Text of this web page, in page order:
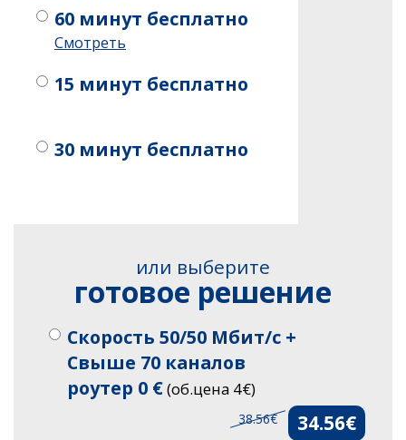
60 минут бесплатно
Смотреть
15 минут бесплатно
30 минут бесплатно
или выберите
готовое решение
Скорость 50/50 Мбит/с +
Свыше 70 каналов
роутер 0 €(об.цена 4€)
34.56€
38.56€